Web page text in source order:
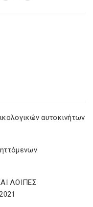
αυτοκινήτων
ΛΟΙΠΕΣ